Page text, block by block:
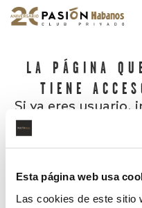
Esta página web usa
Las cookies de este sitio
LA PÁGINA
TIENE
Si ya eres usuario,